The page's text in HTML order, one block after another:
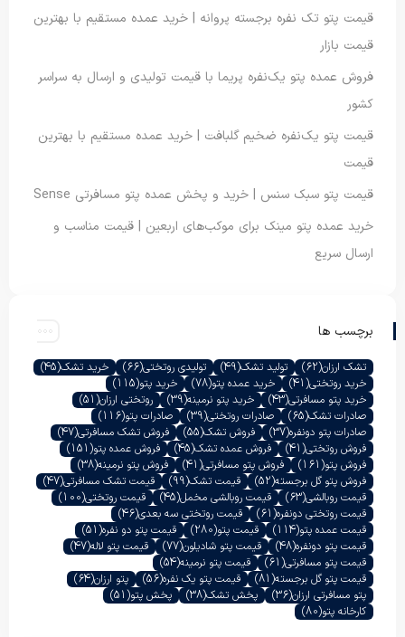
قیمت پتو تک نفره برجسته پروانه | خرید عمده مستقیم با بهترین
قیمت بازار
فروش عمده پتو یک‌نفره پریما با قیمت تولیدی و ارسال به سراسر
کشور
قیمت پتو یک‌نفره ضخیم گلبافت | خرید عمده مستقیم با بهترین
قیمت
قیمت پتو سبک سنس | خرید و پخش عمده پتو مسافرتی Sense
خرید عمده پتو مینک برای موکب‌های اربعین | قیمت مناسب و
ارسال سریع
برچسب ها
تشک ارزان(62) تولید تشک(49) تولیدی روتختی(66) خرید تشک(45)
خرید روتختی(41) خرید عمده پتو(78) خرید پتو(115)
خرید پتو مسافرتی(43) خرید پتو نرمینه(39) روتختی ارزان(51)
صادرات تشک(65) صادرات روتختی(39) صادرات پتو(116)
صادرات پتو دونفره(37) فروش تشک(55) فروش تشک مسافرتی(47)
فروش روتختی(41) فروش عمده تشک(45) فروش عمده پتو(151)
فروش پتو(161) فروش پتو مسافرتی(41) فروش پتو نرمینه(38)
فروش پتو گل برجسته(52) قیمت تشک(99) قیمت تشک مسافرتی(47)
قیمت روبالشی(63) قیمت روبالشی مخمل(45) قیمت روتختی(100)
قیمت روتختی دونفره(61) قیمت روتختی سه بعدی(46)
قیمت عمده پتو(114) قیمت پتو(280) قیمت پتو دو نفره(51)
قیمت پتو دونفره(48) قیمت پتو شادیلون(77) قیمت پتو لاله(47)
قیمت پتو مسافرتی(61) قیمت پتو نرمینه(54)
قیمت پتو گل برجسته(81) قیمت پتو یک نفره(56) پتو ارزان(64)
پتو مسافرتی ارزان(36) پخش تشک(38) پخش پتو(51)
کارخانه پتو(80)